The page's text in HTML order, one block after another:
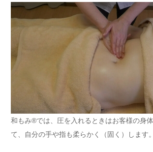
和もみ®では、圧を入れるときはお客様の身
て、自分の手や指も柔らかく（固く）します。